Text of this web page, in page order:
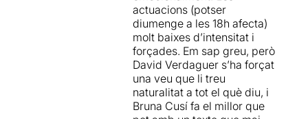
interpretacions i la direcció
sota els paràmetres d'unes
idees molt clares.
Per poder veure la ressenya
original, només cal clicar en
aquestENLLAÇ
actuacions (potser
diumenge a les 18h afecta)
molt baixes d’intensitat i
forçades. Em sap greu, però
David Verdaguer s’ha forçat
una veu que li treu
naturalitat a tot el què diu, i
Bruna Cusí fa el millor que